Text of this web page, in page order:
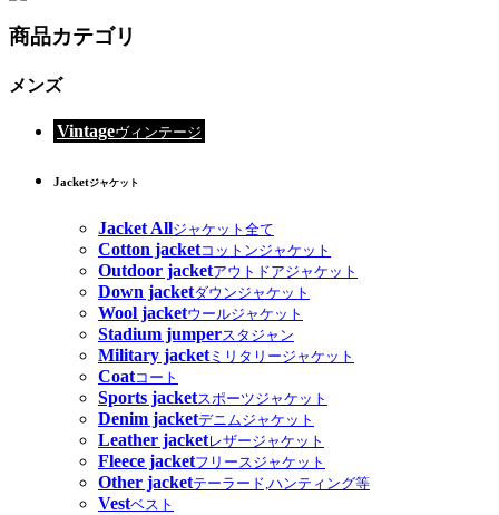
商品カテゴリ
メンズ
Vintageヴィンテージ
Jacketジャケット
Jacket Allジャケット全て
Cotton jacketコットンジャケット
Outdoor jacketアウトドアジャケット
Down jacketダウンジャケット
Wool jacketウールジャケット
Stadium jumperスタジャン
Military jacketミリタリージャケット
Coatコート
Sports jacketスポーツジャケット
Denim jacketデニムジャケット
Leather jacketレザージャケット
Fleece jacketフリースジャケット
Other jacketテーラード,ハンティング等
Vestベスト